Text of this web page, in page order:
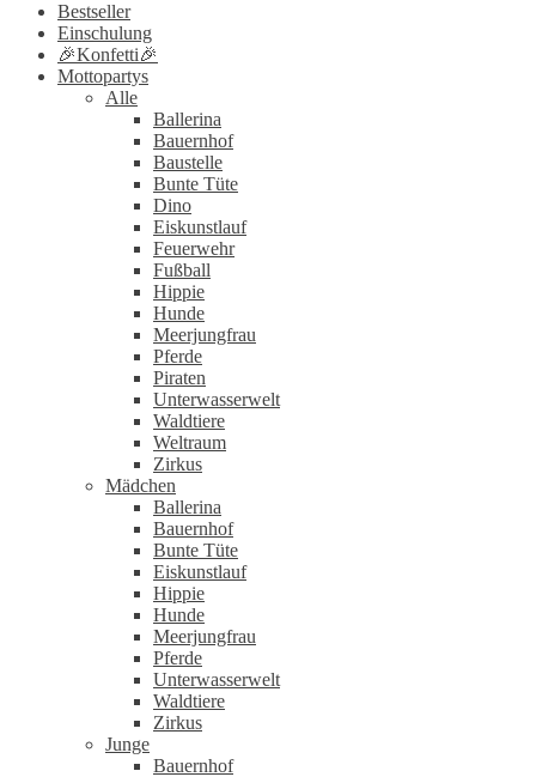
Bestseller
Einschulung
🎉Konfetti🎉
Mottopartys
Alle
Ballerina
Bauernhof
Baustelle
Bunte Tüte
Dino
Eiskunstlauf
Feuerwehr
Fußball
Hippie
Hunde
Meerjungfrau
Pferde
Piraten
Unterwasserwelt
Waldtiere
Weltraum
Zirkus
Mädchen
Ballerina
Bauernhof
Bunte Tüte
Eiskunstlauf
Hippie
Hunde
Meerjungfrau
Pferde
Unterwasserwelt
Waldtiere
Zirkus
Junge
Bauernhof